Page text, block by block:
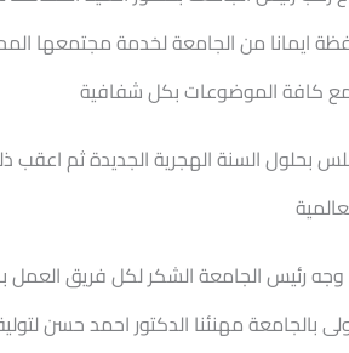
ايمانا من الجامعة لخدمة مجتمعها
كافة الموضوعات بكل شفافية
بحلول السنة الهجرية الجديدة ثم اعقب
وجه رئيس الجامعة الشكر لكل فريق
بالجامعة مهنئنا الدكتور احمد حسن